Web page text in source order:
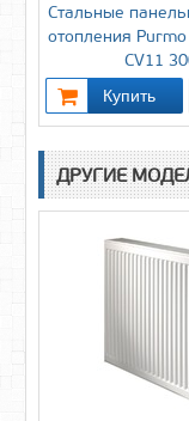
Стальные
отопления
CV11
ДРУГИЕ